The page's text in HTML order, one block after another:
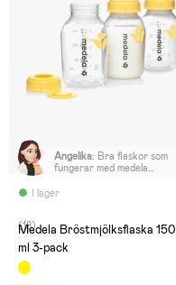
I lager
Angelika: Bra flaskor som
fungerar med medela
mjölk bra i kylskåpet
(18)
Medela Bröstmjölksflaska 150
ml 3-pack